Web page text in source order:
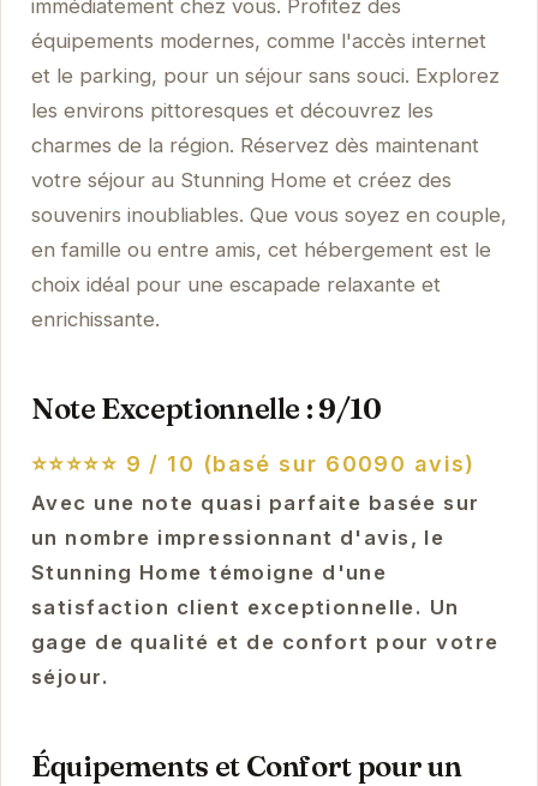
immédiatement chez vous. Profitez des
équipements modernes, comme l'accès internet
et le parking, pour un séjour sans souci. Explorez
les environs pittoresques et découvrez les
charmes de la région. Réservez dès maintenant
votre séjour au Stunning Home et créez des
souvenirs inoubliables. Que vous soyez en couple,
en famille ou entre amis, cet hébergement est le
choix idéal pour une escapade relaxante et
enrichissante.
Note Exceptionnelle : 9/10
⭐⭐⭐⭐⭐ 9 / 10 (basé sur 60090 avis)
Avec une note quasi parfaite basée sur
un nombre impressionnant d'avis, le
Stunning Home témoigne d'une
satisfaction client exceptionnelle. Un
gage de qualité et de confort pour votre
séjour.
Équipements et Confort pour un